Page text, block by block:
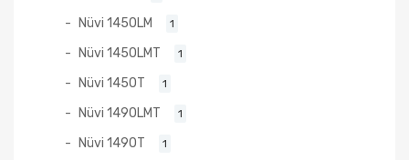
Nüvi 1450LM 1
Nüvi 1450LMT 1
Nüvi 1450T 1
Nüvi 1490LMT 1
Nüvi 1490T 1